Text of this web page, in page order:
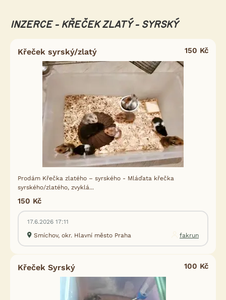
INZERCE - KŘEČEK ZLATÝ - SYRSKÝ
Křeček syrský/zlatý 150 Kč
Prodám Křečka zlatého – syrského - Mláďata křečka
syrského/zlatého, zvyklá...
150 Kč
17.6.2026 17:11
Smíchov, okr. Hlavní město Praha
fakrun
Křeček Syrský 100 Kč